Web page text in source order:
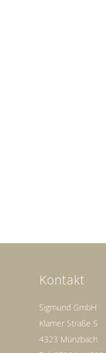
Kontakt
Sigmund GmbH
Klamer Straße 5
4323 Münzbach